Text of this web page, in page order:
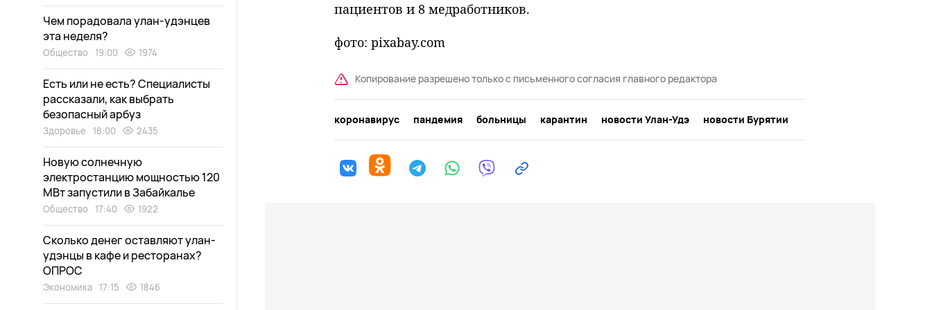
пациентов и 8 медработников.
фото: pixabay.com
Копирование разрешено только с письменного согласия главного редактора
коронавирус пандемия больницы карантин новости Улан-Удэ новости Бурятии
Чем порадовала улан-удэнцев
эта неделя?
Общество 19:00 1974
Есть или не есть? Специалисты
рассказали, как выбрать
безопасный арбуз
Здоровье 18:00 2435
Новую солнечную
электростанцию мощностью 120
МВт запустили в Забайкалье
Общество 17:40 1922
Сколько денег оставляют улан-
удэнцы в кафе и ресторанах?
ОПРОС
Экономика 17:15 1846